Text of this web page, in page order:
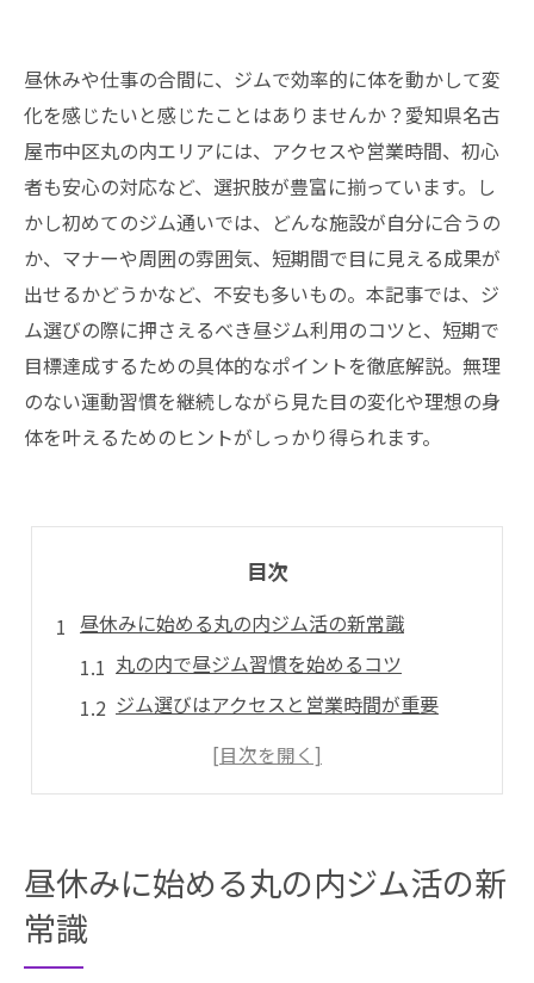
昼休みや仕事の合間に、ジムで効率的に体を動かして変
化を感じたいと感じたことはありませんか？愛知県名古
屋市中区丸の内エリアには、アクセスや営業時間、初心
者も安心の対応など、選択肢が豊富に揃っています。し
かし初めてのジム通いでは、どんな施設が自分に合うの
か、マナーや周囲の雰囲気、短期間で目に見える成果が
出せるかどうかなど、不安も多いもの。本記事では、ジ
ム選びの際に押さえるべき昼ジム利用のコツと、短期で
目標達成するための具体的なポイントを徹底解説。無理
のない運動習慣を継続しながら見た目の変化や理想の身
体を叶えるためのヒントがしっかり得られます。
目次
昼休みに始める丸の内ジム活の新常識
丸の内で昼ジム習慣を始めるコツ
ジム選びはアクセスと営業時間が重要
昼休みのジム活で得られる効果とは
名古屋市中区で理想のジムを見つけるコツ
ジム選びは見学と口コミを活用しよう
昼休みに始める丸の内ジム活の新
常識